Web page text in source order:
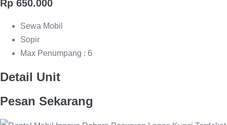
Rp 650.000
Sewa Mobil
Sopir
Max Penumpang : 6
Detail Unit
Pesan Sekarang